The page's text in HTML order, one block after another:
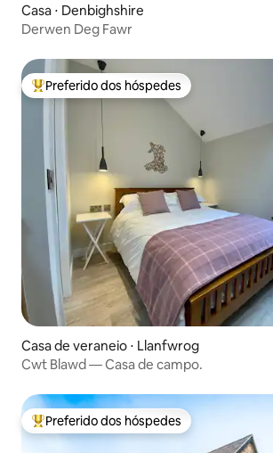
Casa ⋅ Denbighshire
Derwen Deg Fawr
Entre os melhores preferidos dos hóspedes
Preferido dos hóspedes
Casa de veraneio ⋅ Llanfwrog
Cwt Blawd — Casa de campo.
Entre os melhores preferidos dos hóspedes
Preferido dos hóspedes